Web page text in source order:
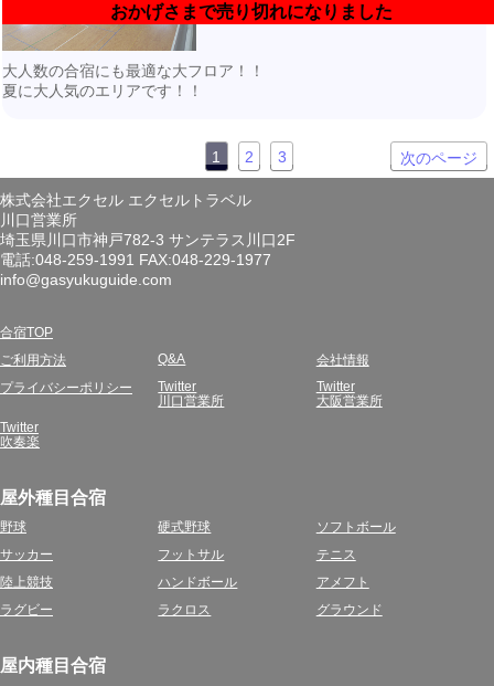
おかげさまで売り切れになりました
大人数の合宿にも最適な大フロア！！
夏に大人気のエリアです！！
1 2 3 次のページ
株式会社エクセル エクセルトラベル
川口営業所
埼玉県川口市神戸782-3 サンテラス川口2F
電話:048-259-1991 FAX:048-229-1977
info@gasyukuguide.com
合宿TOP
ご利用方法 Q&A 会社情報
プライバシーポリシー
Twitter
川口営業所
Twitter
大阪営業所
Twitter
吹奏楽
屋外種目合宿
野球 硬式野球 ソフトボール
サッカー フットサル テニス
陸上競技 ハンドボール アメフト
ラグビー ラクロス グラウンド
屋内種目合宿